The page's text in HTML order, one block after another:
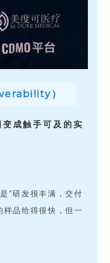
）
成触手可及的实
“研发很丰满，交付
样品给得很快，但一